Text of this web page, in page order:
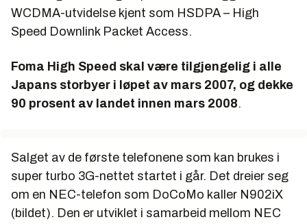
WCDMA-utvidelse kjent som HSDPA – High
Speed Downlink Packet Access.
Foma High Speed skal være tilgjengelig i alle
Japans storbyer i løpet av mars 2007, og dekke
90 prosent av landet innen mars 2008.
Salget av de første telefonene som kan brukes i
super turbo 3G-nettet startet i går. Det dreier seg
om en NEC-telefon som DoCoMo kaller N902iX
(bildet). Den er utviklet i samarbeid mellom NEC